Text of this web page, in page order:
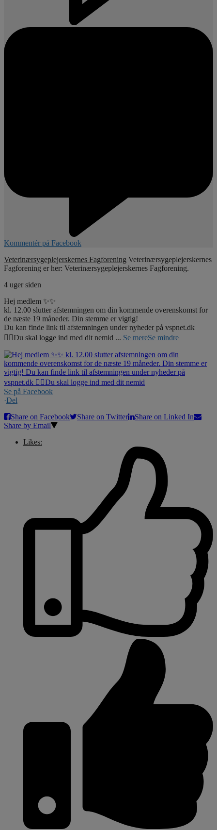
Kommentér på Facebook
Veterinærsygeplejerskernes Fagforening Veterinærsygeplejerskernes
Fagforening er her: Veterinærsygeplejerskernes Fagforening.
4 uger siden
Hej medlem ✨✨
kl. 12.00 slutter afstemningen om din kommende overenskomst for
de næste 19 måneder. Din stemme er vigtig!
Du kan finde link til afstemningen under nyheder på vspnet.dk
☝🏼Du skal logge ind med dit nemid ... Se mereSe mindre
Se på Facebook
·Del
Share on Facebook
Share on Twitter
Share on Linked In
Share by Email
Likes: